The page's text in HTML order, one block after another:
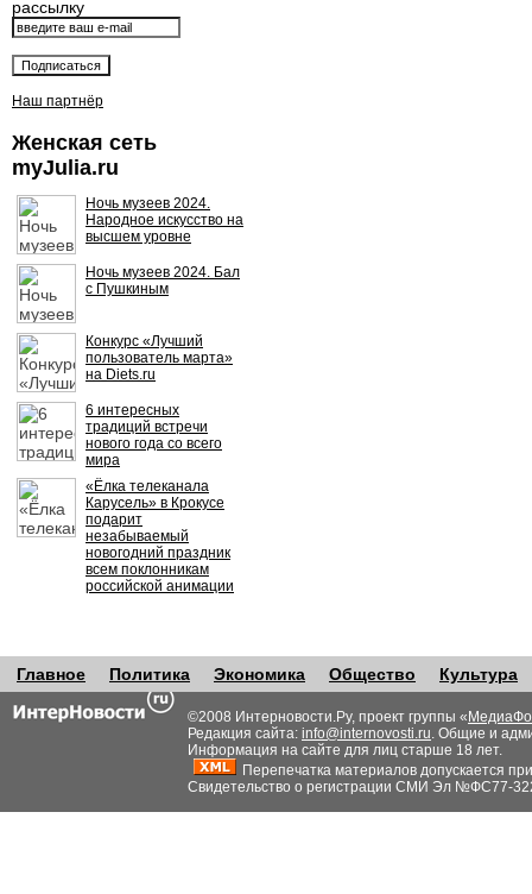
рассылку
Наш партнёр
Женская сеть
myJulia.ru
Ночь музеев 2024.
Народное искусство на
высшем уровне
Ночь музеев 2024. Бал
с Пушкиным
Конкурс «Лучший
пользователь марта»
на Diets.ru
6 интересных
традиций встречи
нового года со всего
мира
«Ёлка телеканала
Карусель» в Крокусе
подарит
незабываемый
новогодний праздник
всем поклонникам
российской анимации
Главное Политика Экономика Общество Культура
©2008 Интерновости.Ру, проект группы «
Редакция сайта: info@internovosti.ru. Общие и
Информация на сайте для лиц старше 18 лет.
Перепечатка материалов допускается
Свидетельство о регистрации СМИ Эл №ФС77-